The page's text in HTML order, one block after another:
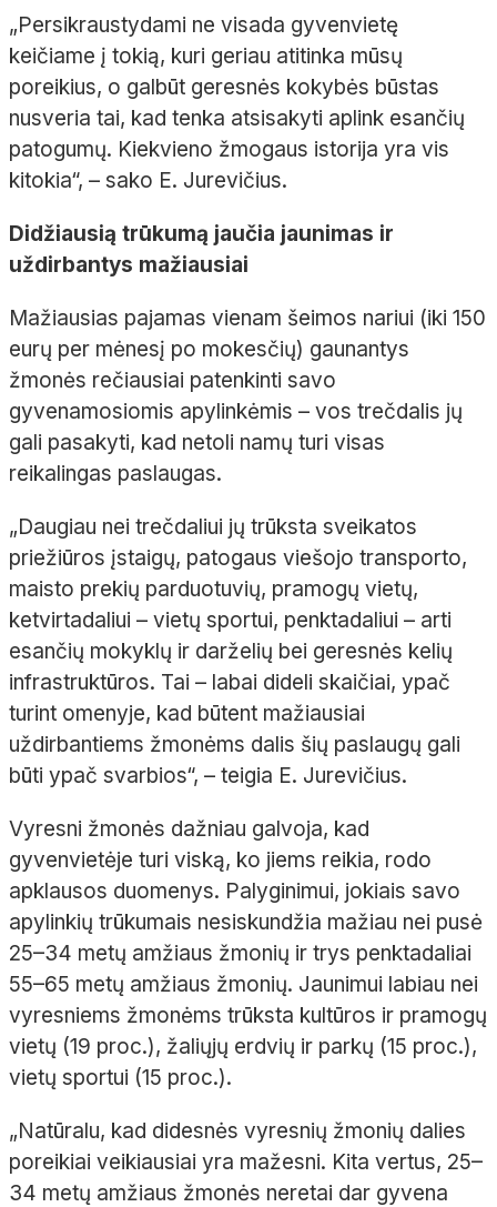
„Persikraustydami ne visada gyvenvietę
keičiame į tokią, kuri geriau atitinka mūsų
poreikius, o galbūt geresnės kokybės būstas
nusveria tai, kad tenka atsisakyti aplink esančių
patogumų. Kiekvieno žmogaus istorija yra vis
kitokia“, – sako E. Jurevičius.
Didžiausią trūkumą jaučia jaunimas ir
uždirbantys mažiausiai
Mažiausias pajamas vienam šeimos nariui (iki 150
eurų per mėnesį po mokesčių) gaunantys
žmonės rečiausiai patenkinti savo
gyvenamosiomis apylinkėmis – vos trečdalis jų
gali pasakyti, kad netoli namų turi visas
reikalingas paslaugas.
„Daugiau nei trečdaliui jų trūksta sveikatos
priežiūros įstaigų, patogaus viešojo transporto,
maisto prekių parduotuvių, pramogų vietų,
ketvirtadaliui – vietų sportui, penktadaliui – arti
esančių mokyklų ir darželių bei geresnės kelių
infrastruktūros. Tai – labai dideli skaičiai, ypač
turint omenyje, kad būtent mažiausiai
uždirbantiems žmonėms dalis šių paslaugų gali
būti ypač svarbios“, – teigia E. Jurevičius.
Vyresni žmonės dažniau galvoja, kad
gyvenvietėje turi viską, ko jiems reikia, rodo
apklausos duomenys. Palyginimui, jokiais savo
apylinkių trūkumais nesiskundžia mažiau nei pusė
25–34 metų amžiaus žmonių ir trys penktadaliai
55–65 metų amžiaus žmonių. Jaunimui labiau nei
vyresniems žmonėms trūksta kultūros ir pramogų
vietų (19 proc.), žaliųjų erdvių ir parkų (15 proc.),
vietų sportui (15 proc.).
„Natūralu, kad didesnės vyresnių žmonių dalies
poreikiai veikiausiai yra mažesni. Kita vertus, 25–
34 metų amžiaus žmonės neretai dar gyvena